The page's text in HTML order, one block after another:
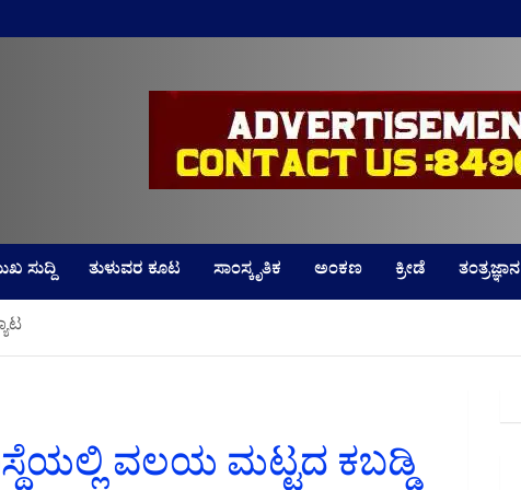
ಸುದ್ದಿ ತುಳುವರ ಕೂಟ ಸಾಂಸ್ಕೃತಿಕ ಅಂಕಣ ಕ್ರೀಡೆ ತಂತ್ರಜ್ಞಾನ
ವಲಯ ಮಟ್ಟದ ಕಬಡ್ಡಿ